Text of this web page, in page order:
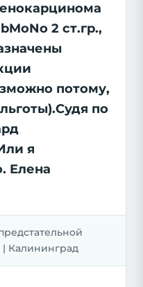
2 ст.гр.,
потому,
по
я
Елена
| Калининград